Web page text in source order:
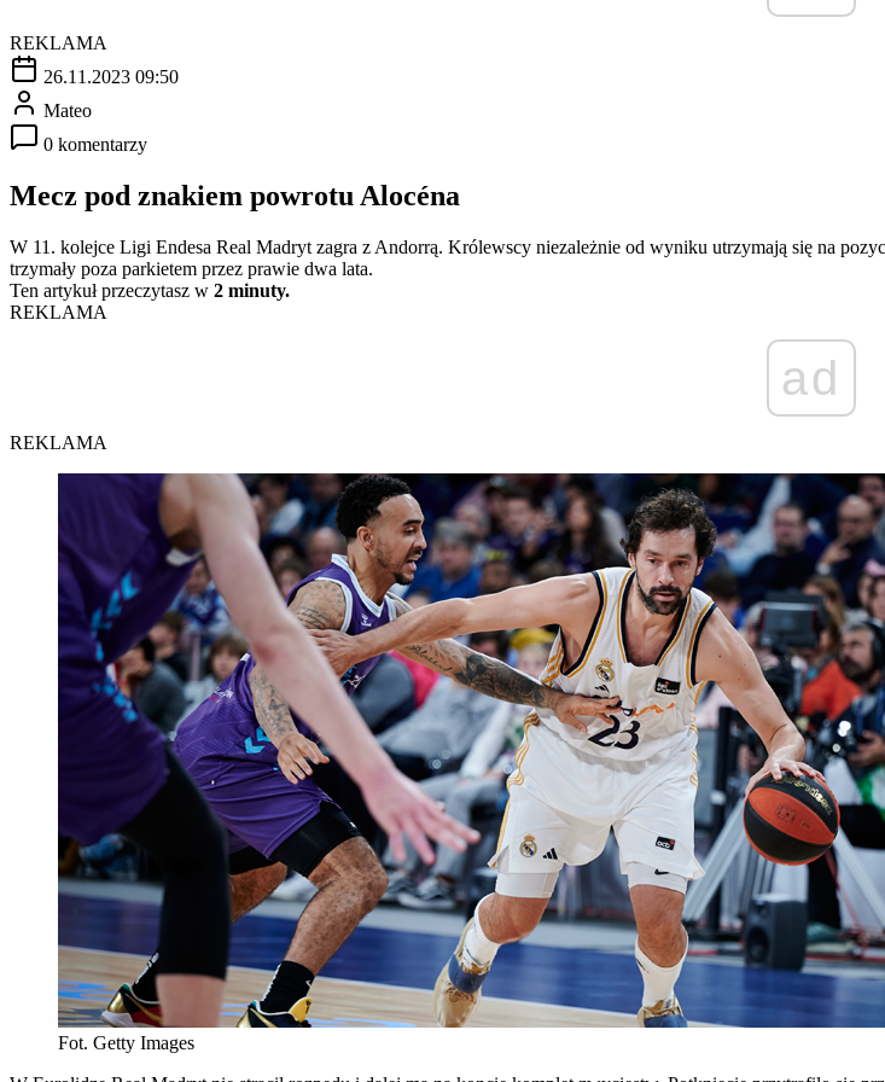
REKLAMA
26.11.2023 09:50
Mateo
0 komentarzy
Mecz pod znakiem powrotu Alocéna
W 11. kolejce Ligi Endesa Real Madryt zagra z Andorrą. Królewscy niezależnie od wyniku utrzymają się na
trzymały poza parkietem przez prawie dwa lata.
Ten artykuł przeczytasz w 2 minuty.
REKLAMA
ad
REKLAMA
Fot. Getty Images